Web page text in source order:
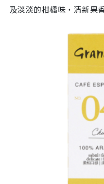
及淡淡的柑橘味，清新果